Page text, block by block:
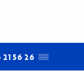
21 56 26 ▒▒